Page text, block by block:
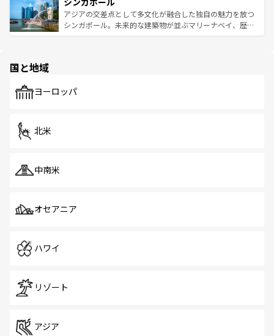
が待っている。親しみやすいタイの人々、仏教を中心とし
た文化、そして多様な観光資源が、訪れる旅人を魅了し続
み、どこを訪れても感動するはず。観光スポットが密集し
ており、効率よく見どころを回れるのも魅力。息をのむよ
うな絶景から文化的な体験まで、香港を存分に楽しみ尽く
アジアの交差点として多文化が融合した独自の魅力を放つ
シンガポール。未来的な建築物が並ぶマリーナベイ、歴史
で、ホーカーズは地元の風情を楽しめる外せないスポット
国と地域
ヨーロッパ
北米
中南米
オセアニア
ハワイ
リゾート
アジア